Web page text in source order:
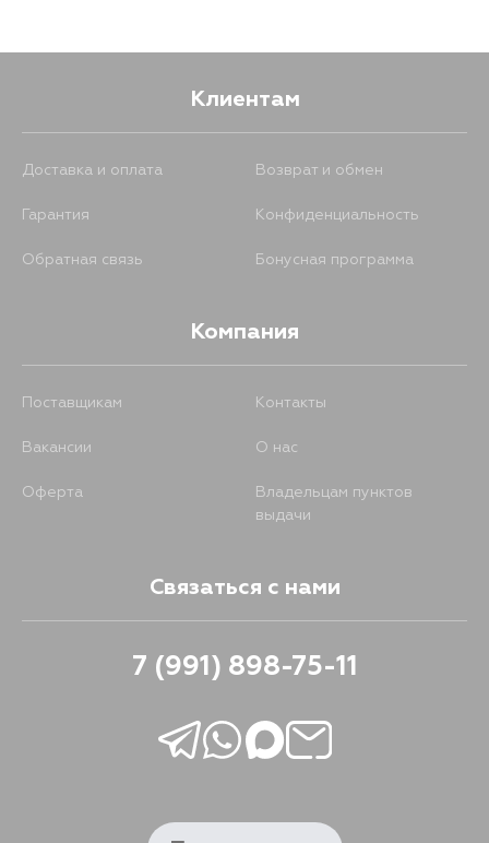
Клиентам
Доставка и оплата Возврат и обмен
Гарантия Конфиденциальность
Обратная связь Бонусная программа
Компания
Поставщикам Контакты
Вакансии О нас
Оферта
Владельцам пунктов
выдачи
Связаться с нами
7 (991) 898-75-11